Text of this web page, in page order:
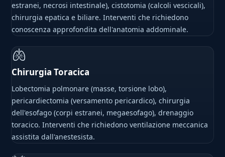
estranei, necrosi intestinale), cistotomia (calcoli vescicali),
chirurgia epatica e biliare. Interventi che richiedono
conoscenza approfondita dell'anatomia addominale.
🫁
Chirurgia Toracica
Lobectomia polmonare (masse, torsione lobo),
pericardiectomia (versamento pericardico), chirurgia
dell'esofago (corpi estranei, megaesofago), drenaggio
toracico. Interventi che richiedono ventilazione meccanica
assistita dall'anestesista.